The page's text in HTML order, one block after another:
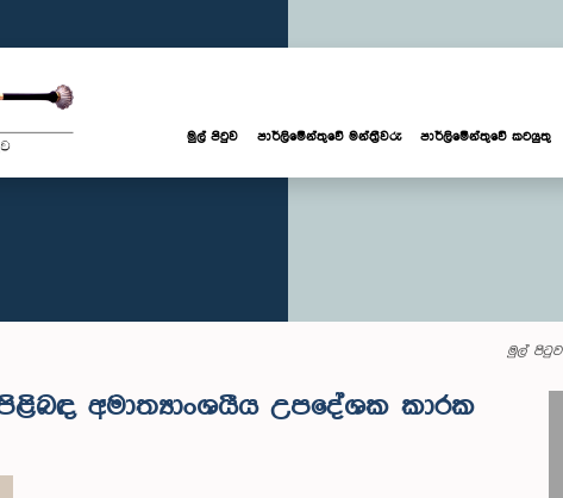
මුල් පිටුව පාර්ලි‌මේන්තුවේ මන්ත්‍රීවරු පාර්ලිමේන්තුවේ කටයුතු
මුල් පිටුව
අමාත්‍යාංශයීය උපදේශක කාරක